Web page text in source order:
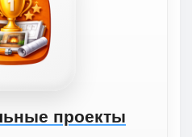
проекты